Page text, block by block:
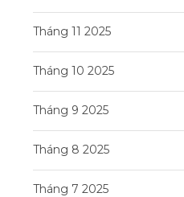
Tháng 11 2025
Tháng 10 2025
Tháng 9 2025
Tháng 8 2025
Tháng 7 2025